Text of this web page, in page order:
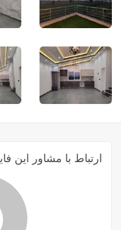
ارتباط با مشاور این